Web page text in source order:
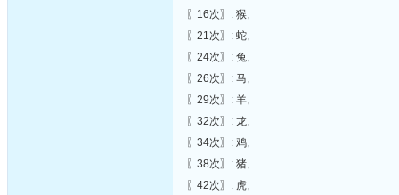
〖16次〗: 猴,
〖21次〗: 蛇,
〖24次〗: 兔,
〖26次〗: 马,
〖29次〗: 羊,
〖32次〗: 龙,
〖34次〗: 鸡,
〖38次〗: 猪,
〖42次〗: 虎,